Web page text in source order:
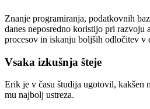
Znanje programiranja, podatkovnih
danes neposredno koristijo pri razvoju
procesov in iskanju boljših odločitev v
Vsaka izkušnja šteje
Erik je v času študija ugotovil, kakšen
mu najbolj ustreza.